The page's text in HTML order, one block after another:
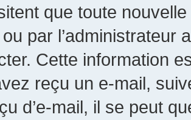
que toute
par l’administrateur
Cette information
reçu un e-mail,
d’e-mail, il se peut